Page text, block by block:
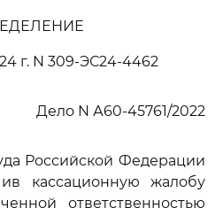
г. N 309-ЭС24-4462
Дело N А60-45761/2022
Российской Федерации
кассационную жалобу
ответственностью